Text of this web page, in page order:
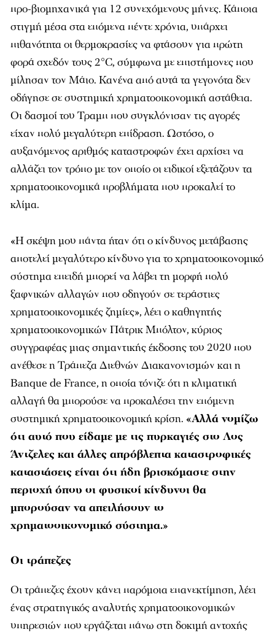
προ-βιομηχανικά για 12 συνεχόμενους μήνες. Κάποια
στιγμή μέσα στα επόμενα πέντε χρόνια, υπάρχει
πιθανότητα οι θερμοκρασίες να φτάσουν για πρώτη
φορά σχεδόν τους 2°C, σύμφωνα με επιστήμονες που
μίλησαν τον Μάιο. Κανένα από αυτά τα γεγονότα δεν
οδήγησε σε συστημική χρηματοοικονομική αστάθεια.
Οι δασμοί του Τραμπ που συγκλόνισαν τις αγορές
είχαν πολύ μεγαλύτερη επίδραση. Ωστόσο, ο
αυξανόμενος αριθμός καταστροφών έχει αρχίσει να
αλλάζει τον τρόπο με τον οποίο οι ειδικοί εξετάζουν τα
χρηματοοικονομικά προβλήματα που προκαλεί το
κλίμα.
«Η σκέψη μου πάντα ήταν ότι ο κίνδυνος μετάβασης
αποτελεί μεγαλύτερο κίνδυνο για το χρηματοοικονομικό
σύστημα επειδή μπορεί να λάβει τη μορφή πολύ
ξαφνικών αλλαγών που οδηγούν σε τεράστιες
χρηματοοικονομικές ζημίες», λέει ο καθηγητής
χρηματοοικονομικών Πάτρικ Μπόλτον, κύριος
συγγραφέας μιας σημαντικής έκδοσης του 2020 που
ανέθεσε η Τράπεζα Διεθνών Διακανονισμών και η
Banque de France, η οποία τόνιζε ότι η κλιματική
αλλαγή θα μπορούσε να προκαλέσει την επόμενη
συστημική χρηματοοικονομική κρίση. «Αλλά νομίζω
ότι αυτό που είδαμε με τις πυρκαγιές στο Λος
Άντζελες και άλλες απρόβλεπτα καταστροφικές
καταστάσεις είναι ότι ήδη βρισκόμαστε στην
περιοχή όπου οι φυσικοί κίνδυνοι θα
μπορούσαν να απειλήσουν το
χρηματοοικονομικό σύστημα.»
Οι τράπεζες
Οι τράπεζες έχουν κάνει παρόμοια επανεκτίμηση, λέει
ένας στρατηγικός αναλυτής χρηματοοικονομικών
υπηρεσιών που εργάζεται πάνω στη δοκιμή αντοχής